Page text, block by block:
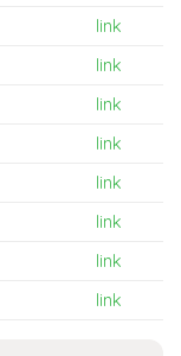
link
link
link
link
link
link
link
link